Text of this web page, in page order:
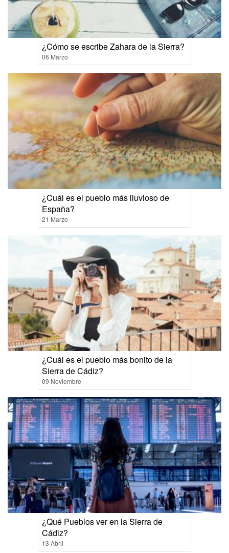
¿Cómo se escribe Zahara de la Sierra?
06 Marzo
¿Cuál es el pueblo más lluvioso de
España?
21 Marzo
¿Cuál es el pueblo más bonito de la
Sierra de Cádiz?
09 Noviembre
¿Qué Pueblos ver en la Sierra de
Cádiz?
13 Abril